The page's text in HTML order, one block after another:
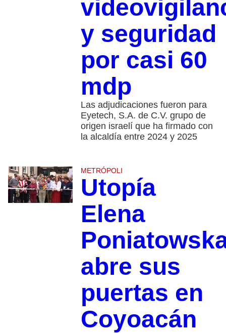
y seguridad
por casi 60
mdp
Las adjudicaciones fueron para
Eyetech, S.A. de C.V. grupo de
origen israelí que ha firmado con
la alcaldía entre 2024 y 2025
METRÓPOLI
Utopía
Elena
abre sus
puertas en
Coyoacán